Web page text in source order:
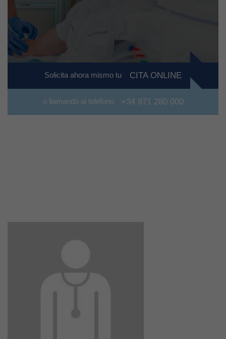
Solicita ahora mismo tu CITA ONLINE
o llamando al teléfono +34 971 280 000